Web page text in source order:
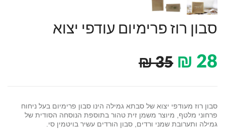
סבון רוז פרימיום עודפי יצוא
28
₪
35
₪
סבון רוז מעודפי יצוא של סבתא גמילה הינו סבון פרימיום בעל ניחוח
פרחוני מלטף, מיוצר משמן זית טהור בתוספת הנוסחה הסודית של
גמילה ותערובת שמני ורדים, סבון הורדים עשיר בויטמין סי.